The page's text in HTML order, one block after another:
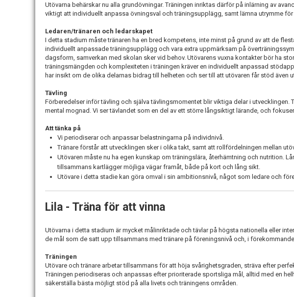
Utövarna behärskar nu alla grundövningar. Träningen inriktas därför på inlärning av
viktigt att individuellt anpassa övningsval och träningsupplägg, samt lämna utrymme för
Ledaren/tränaren och ledarskapet
I detta stadium måste tränaren ha en bred kompetens, inte minst på grund av att de
individuellt anpassade träningsupplägg och vara extra uppmärksam på
dagsform, samverkan med skolan sker vid behov. Utövarens vuxna kontakter bör ha
träningsmängden och komplexiteten i träningen kräver en individuellt anpassad
har insikt om de olika delarnas bidrag till helheten och ser till att utövaren får stöd även
Tävling
Förberedelser inför tävling och själva tävlingsmomentet blir viktiga delar i
mental mognad. Vi ser tävlandet som en del av ett större långsiktigt lärande, och
Att tänka på
Vi periodiserar och anpassar belastningarna på individnivå.
Tränare förstår att utvecklingen sker i olika takt, samt att rollfördelningen mellan
Utövaren måste nu ha egen kunskap om träningslära, återhämtning och nutrition.
tillsammans kartlägger möjliga vägar framåt, både på kort och lång sikt.
Utövare i detta stadie kan göra omval i sin ambitionsnivå, något som ledare och
Lila - Träna för att vinna
Utövarna i detta stadium är mycket målinriktade och tävlar på högsta nationella eller
de mål som de satt upp tillsammans med tränare på föreningsnivå och, i
Träningen
Utövare och tränare arbetar tillsammans för att höja svårighetsgraden, sträva efter
Träningen periodiseras och anpassas efter prioriterade sportsliga mål, alltid med en
säkerställa bästa möjligt stöd på alla livets och träningens områden.